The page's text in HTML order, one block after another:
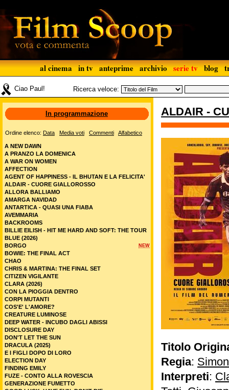
al cinema in tv anteprime archivio serie tv blog
Ciao Paul! Ricerca veloce:
ALDAIR -
Titolo
Regia:
Interpreti:
In programmazione
Ordine elenco: Data Media voti Commenti Alfabetico
A NEW DAWN
A PRANZO LA DOMENICA
A WAR ON WOMEN
AFFECTION
AGENT OF HAPPINESS - IL BHUTAN E LA FELICITA'
ALDAIR - CUORE GIALLOROSSO
ALLORA BALLIAMO
AMARGA NAVIDAD
ANTARTICA - QUASI UNA FIABA
AVEMMARIA
BACKROOMS
BILLIE EILISH - HIT ME HARD AND SOFT: THE TOUR
BLUE (2026)
NEW
BORGO
BOWIE: THE FINAL ACT
CHAO
CHRIS & MARTINA: THE FINAL SET
CITIZEN VIGILANTE
CLARA (2026)
CON LA PIOGGIA DENTRO
CORPI MUTANTI
COS'E' L'AMORE?
CREATURE LUMINOSE
DEEP WATER - INCUBO DAGLI ABISSI
DISCLOSURE DAY
DON'T LET THE SUN
DRACULA (2025)
E I FIGLI DOPO DI LORO
ELECTION DAY
FINDING EMILY
FUZE - CONTO ALLA ROVESCIA
GENERAZIONE FUMETTO